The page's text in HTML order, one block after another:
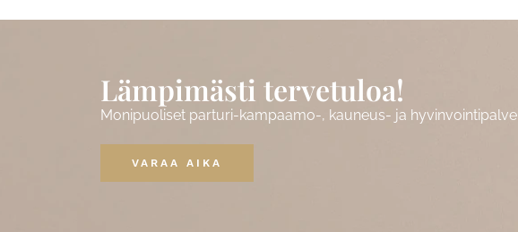
Lämpimästi tervetuloa!
Monipuoliset parturi-kampaamo-, kauneus- ja
VARAA AIKA